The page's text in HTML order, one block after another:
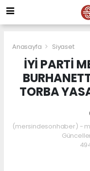
Anasayfa Siyaset
İYİ PARTİ
TORBA
(mersindesonhaber) -